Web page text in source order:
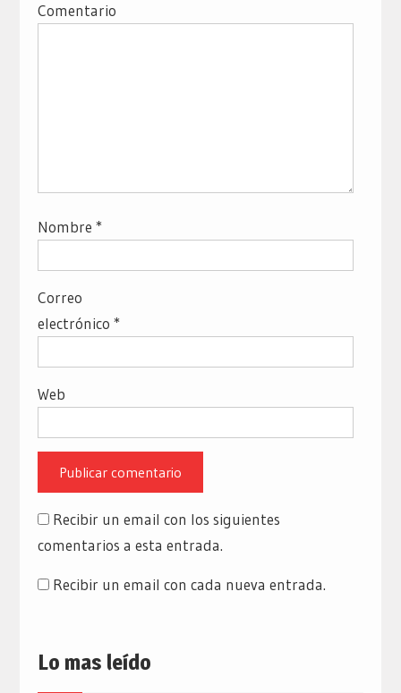
Comentario
Nombre *
Correo
electrónico *
Web
Recibir un email con los siguientes
comentarios a esta entrada.
Recibir un email con cada nueva entrada.
Lo mas leído